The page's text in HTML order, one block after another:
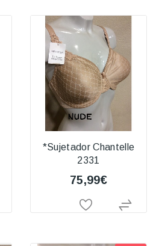
*Sujetador Chantelle
2331
75,99€